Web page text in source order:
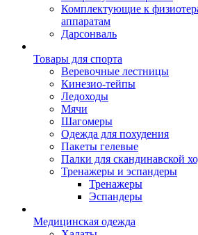
Комплектующие к
аппаратам
Дарсонваль
Товары для спорта
Веревочные лестницы
Кинезио-тейпы
Ледоходы
Мячи
Шагомеры
Одежда для похудения
Пакеты гелевые
Палки для скандинавской
Тренажеры и эспандеры
Тренажеры
Эспандеры
Медицинская одежда